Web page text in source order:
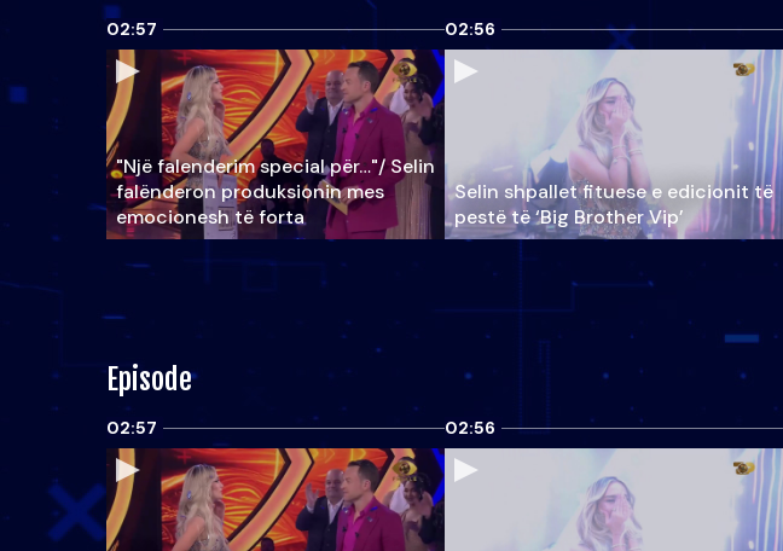
02:57
"Një falenderim special për…"/ Selin
falënderon produksionin mes
emocionesh të forta
02:56
Selin shpallet fituese e edicionit të
pestë të ‘Big Brother Vip’
Episode
02:57 02:56